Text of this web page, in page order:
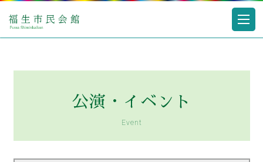
公演・イベント
Event